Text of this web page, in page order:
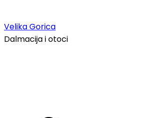
Velika Gorica
Dalmacija i otoci